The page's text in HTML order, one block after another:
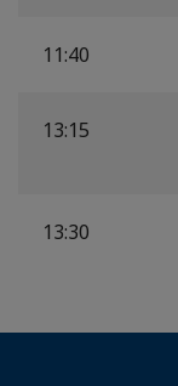
11:40
13:15
13:30